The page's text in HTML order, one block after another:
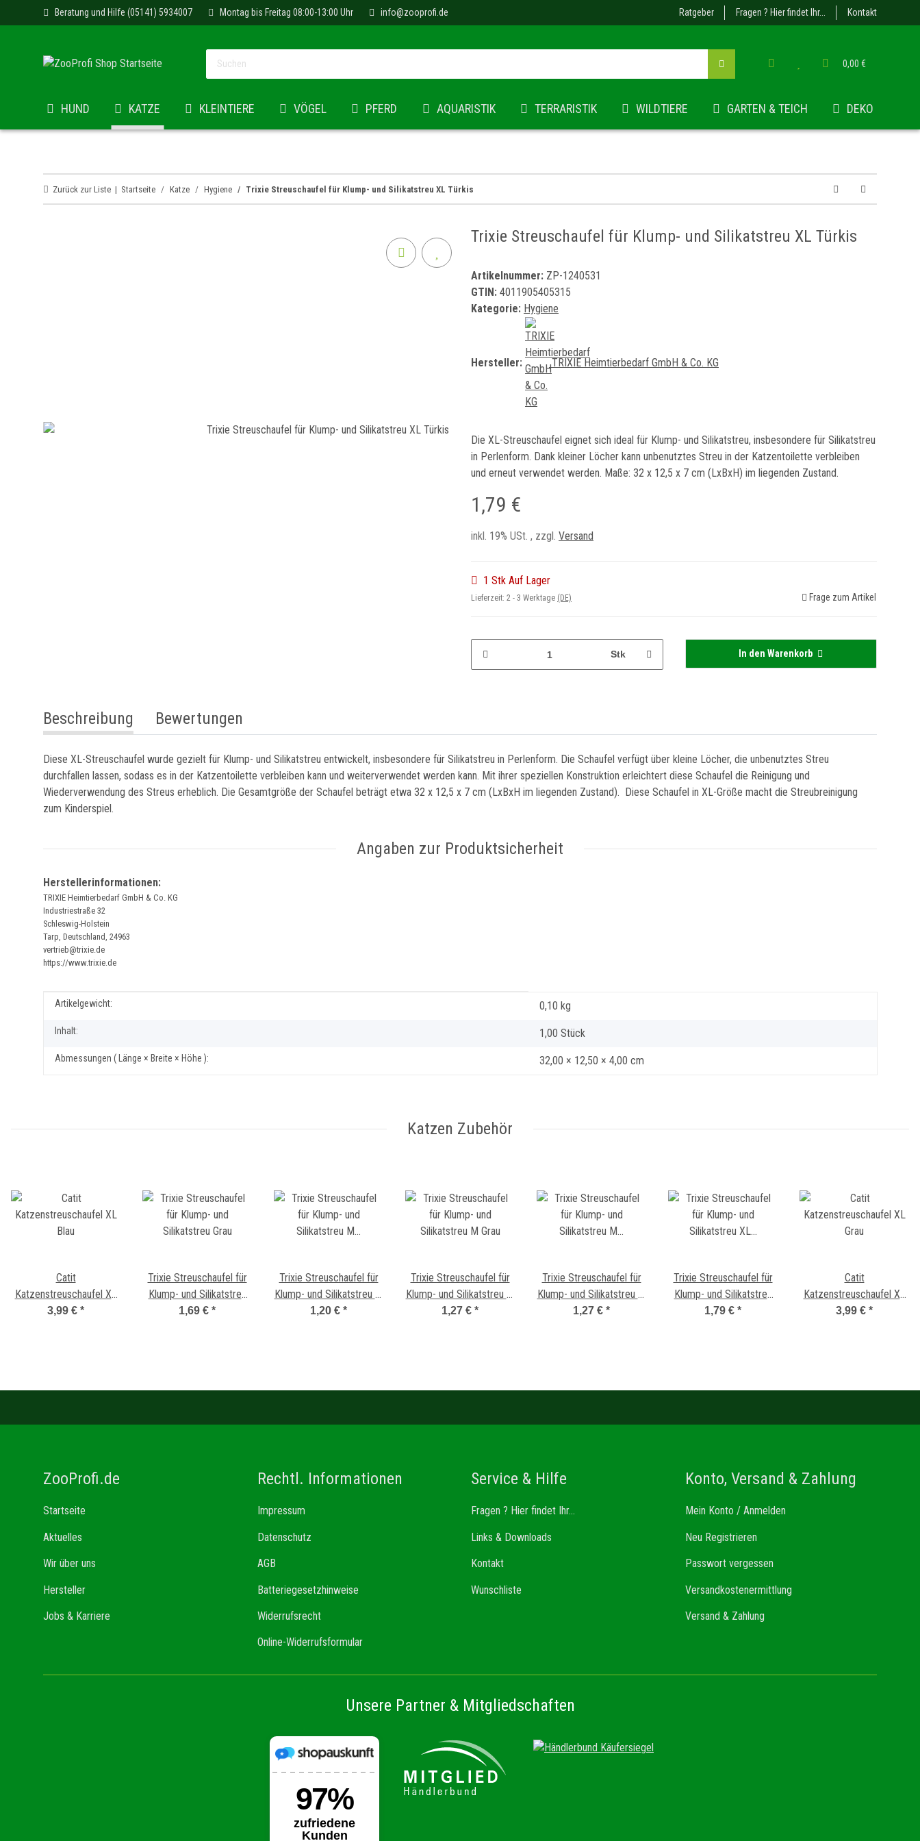
Ratgeber Fragen ? Hier findet Ihr... Kontakt
Beratung und Hilfe (05141) 5934007 Montag bis Freitag 08:00-13:00 Uhr info@zooprofi.de
0,00 €
HUND KATZE KLEINTIERE VÖGEL PFERD AQUARISTIK TERRARISTIK WILDTIERE GARTEN & TEICH DEKO
Zurück zur Liste Startseite Katze Hygiene Trixie Streuschaufel für Klump- und Silikatstreu XL Türkis
Trixie Streuschaufel für Klump- und Silikatstreu XL Türkis
Artikelnummer: ZP-1240531
GTIN: 4011905405315
Kategorie: Hygiene
Hersteller: TRIXIE Heimtierbedarf GmbH & Co. KG
Die XL-Streuschaufel eignet sich ideal für Klump- und Silikatstreu, insbesondere für Silikatstreu
in Perlenform. Dank kleiner Löcher kann unbenutztes Streu in der Katzentoilette verbleiben
und erneut verwendet werden. Maße: 32 x 12,5 x 7 cm (LxBxH) im liegenden Zustand.
1,79 €
inkl. 19% USt. , zzgl. Versand
1 Stk Auf Lager
Lieferzeit: 2 - 3 Werktage (DE) Frage zum Artikel
Stk In den Warenkorb
weitere Registerkarten anzeigen
Beschreibung Bewertungen
Diese XL-Streuschaufel wurde gezielt für Klump- und Silikatstreu entwickelt, insbesondere für Silikatstreu in Perlenform. Die Schaufel verfügt über kleine Löcher, die unbenutztes Streu
durchfallen lassen, sodass es in der Katzentoilette verbleiben kann und weiterverwendet werden kann. Mit ihrer speziellen Konstruktion erleichtert diese Schaufel die Reinigung und
Wiederverwendung des Streus erheblich. Die Gesamtgröße der Schaufel beträgt etwa 32 x 12,5 x 7 cm (LxBxH im liegenden Zustand). Diese Schaufel in XL-Größe macht die Streubreinigung
zum Kinderspiel.
Angaben zur Produktsicherheit
Herstellerinformationen:
TRIXIE Heimtierbedarf GmbH & Co. KG
Industriestraße 32
Schleswig-Holstein
Tarp, Deutschland, 24963
vertrieb@trixie.de
https://www.trixie.de
Produkteigenschaft
Wert
Artikelgewicht: 0,10 kg
Inhalt: 1,00 Stück
Abmessungen ( Länge × Breite × Höhe ): 32,00 × 12,50 × 4,00 cm
Katzen Zubehör
Catit
Katzenstreuschaufel XL
Blau
3,99 € *
Trixie Streuschaufel für
Klump- und Silikatstreu
Grau
1,69 € *
Trixie Streuschaufel für
Klump- und Silikatstreu M
Braun
1,20 € *
Trixie Streuschaufel für
Klump- und Silikatstreu M
Grau
1,27 € *
Trixie Streuschaufel für
Klump- und Silikatstreu M
T?rkis
1,27 € *
Trixie Streuschaufel für
Klump- und Silikatstreu
XL Grau
1,79 € *
Catit
Katzenstreuschaufel XL
Grau
3,99 € *
ZooProfi.de
Startseite
Aktuelles
Wir über uns
Hersteller
Jobs & Karriere
Rechtl. Informationen
Impressum
Datenschutz
AGB
Batteriegesetzhinweise
Widerrufsrecht
Online-Widerrufsformular
Service & Hilfe
Fragen ? Hier findet Ihr...
Links & Downloads
Kontakt
Wunschliste
Konto, Versand & Zahlung
Mein Konto / Anmelden
Neu Registrieren
Passwort vergessen
Versandkostenermittlung
Versand & Zahlung
Unsere Partner & Mitgliedschaften